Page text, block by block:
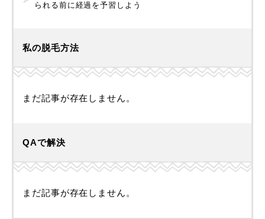
られる前に経過を予習しよう
私の脱毛方法
まだ記事が存在しません。
QAで解決
まだ記事が存在しません。